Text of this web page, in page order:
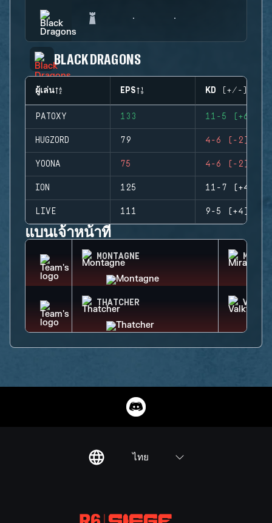
BLACK DRAGONS
ผู้เล่น EPS KD (+/-)
PATOXY 133 11-5 (+6)
HUGZORD 79 4-6 (-2)
YOONA 75 4-6 (-2)
ION 125 11-7 (+4)
LIVE 111 9-5 (+4)
แบนเจ้าหน้าที่
MONTAGNE MIRA
THATCHER
ไทย